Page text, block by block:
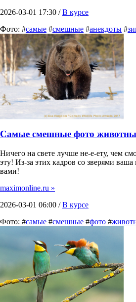
2026-03-01 17:30 /В курсе
Фото: #самые #смешные #анекдоты #
Самые смешные фото
Ничего на свете лучше не-е-ету, чем
эту! Из-за этих кадров со зверями
вами!
maximonline.ru »
2026-03-01 06:00 /В курсе
Фото: #самые #смешные #фото #